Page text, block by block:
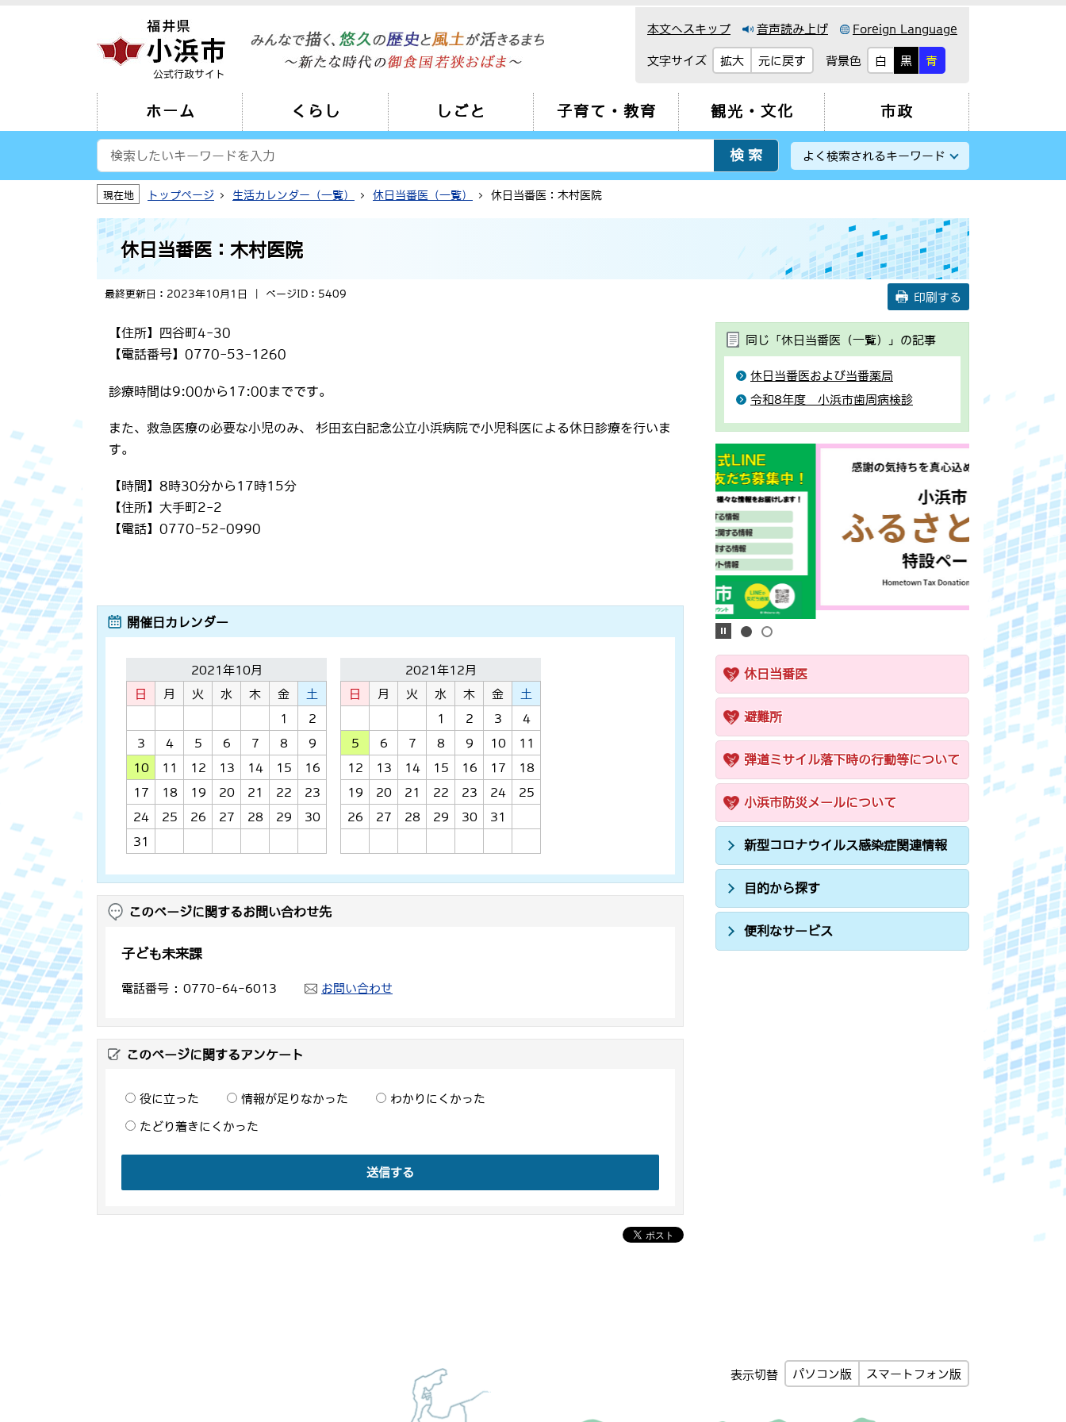
公式行政サイト
本文へスキップ 音声読み上げ Foreign Language
文字サイズ 拡大 元に戻す 背景色 白 黒 青
ホーム くらし しごと 子育て・教育 観光・文化 市政
よく検索されるキーワード
現在地 トップページ 生活カレンダー（一覧） 休日当番医（一覧） 休日当番医：木村医院
休日当番医：木村医院
最終更新日：2023年10月1日 ページID：5409 印刷する
【住所】四谷町4-30
【電話番号】0770-53-1260
診療時間は9:00から17:00までです。
また、救急医療の必要な小児のみ、 杉田玄白記念公立小浜病院で小児科医による休日診療を行いま
す。
【時間】8時30分から17時15分
【住所】大手町2-2
【電話】0770-52-0990
開催日カレンダー
2021年10月
日 月 火 水 木 金 土
1 2
3 4 5 6 7 8 9
10 11 12 13 14 15 16
17 18 19 20 21 22 23
24 25 26 27 28 29 30
31
2021年12月
日 月 火 水 木 金 土
1 2 3 4
5 6 7 8 9 10 11
12 13 14 15 16 17 18
19 20 21 22 23 24 25
26 27 28 29 30 31
このページに関するお問い合わせ先
子ども未来課
電話番号 0770-64-6013 お問い合わせ
このページに関するアンケート
役に立った 情報が足りなかった わかりにくかった
たどり着きにくかった
送信する
同じ「休日当番医（一覧）」の記事
休日当番医および当番薬局
令和8年度 小浜市歯周病検診
休日当番医
避難所
弾道ミサイル落下時の行動等について
小浜市防災メールについて
新型コロナウイルス感染症関連情報
目的から探す
便利なサービス
表示切替 パソコン版 スマートフォン版